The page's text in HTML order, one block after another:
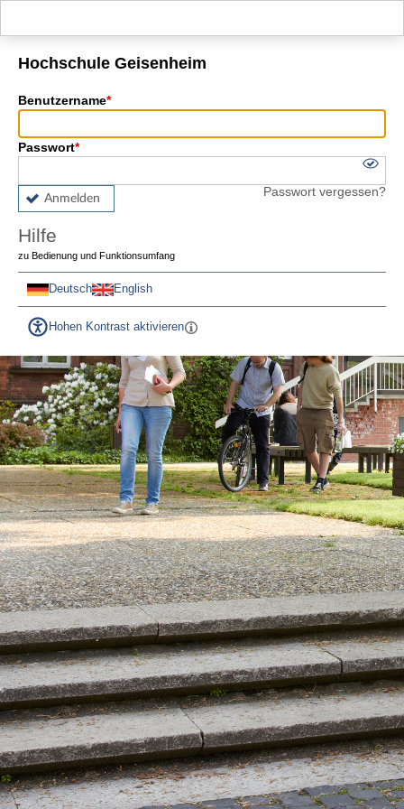
Hauptnavigation
Fußzeile
Hochschule Geisenheim
Benutzername
Passwort
Anmelden Passwort vergessen?
Hilfe
zu Bedienung und Funktionsumfang
Deutsch English
Hohen Kontrast aktivieren